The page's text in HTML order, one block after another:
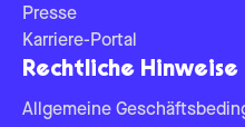
Presse
Karriere-Portal
Rechtliche Hinweise
Allgemeine